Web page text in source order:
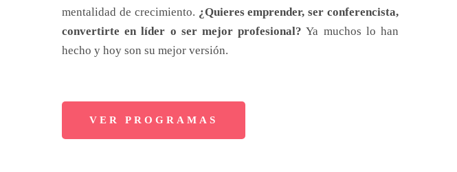
mentalidad de crecimiento. ¿Quieres emprender, ser conferencista,
convertirte en líder o ser mejor profesional? Ya muchos lo han
hecho y hoy son su mejor versión.
VER PROGRAMAS